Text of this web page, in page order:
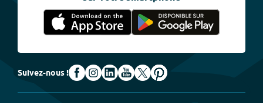
Suivez-nous !